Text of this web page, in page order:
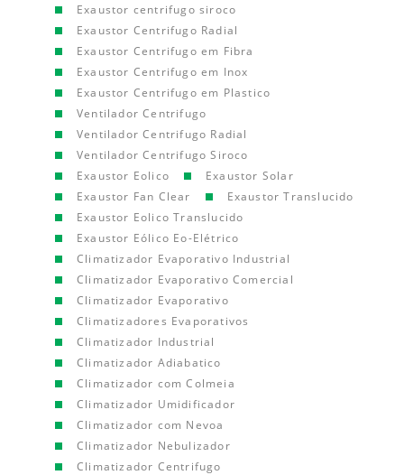
Exaustor centrifugo siroco
Exaustor Centrifugo Radial
Exaustor Centrifugo em Fibra
Exaustor Centrifugo em Inox
Exaustor Centrifugo em Plastico
Ventilador Centrifugo
Ventilador Centrifugo Radial
Ventilador Centrifugo Siroco
Exaustor Eolico
Exaustor Solar
Exaustor Fan Clear
Exaustor Translucido
Exaustor Eolico Translucido
Exaustor Eólico Eo-Elétrico
Climatizador Evaporativo Industrial
Climatizador Evaporativo Comercial
Climatizador Evaporativo
Climatizadores Evaporativos
Climatizador Industrial
Climatizador Adiabatico
Climatizador com Colmeia
Climatizador Umidificador
Climatizador com Nevoa
Climatizador Nebulizador
Climatizador Centrifugo